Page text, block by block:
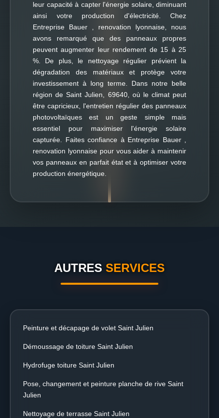
leur capacité à capter l'énergie solaire, diminuant
ainsi votre production d'électricité. Chez
Entreprise Bauer , renovation lyonnaise, nous
avons remarqué que des panneaux propres
peuvent augmenter leur rendement de 15 à 25
%. De plus, le nettoyage régulier prévient la
dégradation des matériaux et protège votre
investissement à long terme. Dans notre belle
région de Saint Julien, 69640, où le climat peut
être capricieux, l'entretien régulier des panneaux
photovoltaïques est un geste simple mais
essentiel pour maximiser l'énergie solaire
capturée. Faites confiance à Entreprise Bauer ,
renovation lyonnaise pour vous aider à maintenir
vos panneaux en parfait état et à optimiser votre
production énergétique.
AUTRES SERVICES
Peinture et décapage de volet Saint Julien
Démoussage de toiture Saint Julien
Hydrofuge toiture Saint Julien
Pose, changement et peinture planche de rive Saint
Julien
Nettoyage de terrasse Saint Julien